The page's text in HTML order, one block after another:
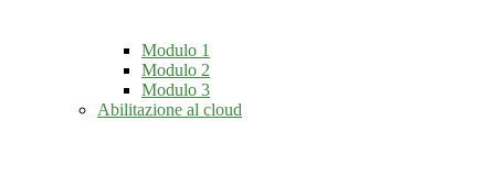
Modulo 1
Modulo 2
Modulo 3
Abilitazione al cloud